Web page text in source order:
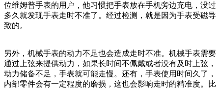
位维姆普手表的用户，他习惯把手表放在手机旁边充电，没过
多久就发现手表走时不准了。经过检测，就是因为手表受磁导
致的。
另外，机械手表的动力不足也会造成走时不准。机械手表需要
通过上弦来提供动力，如果长时间不佩戴或者没有及时上弦，
动力储备不足，手表就可能走慢。还有，手表使用时间久了，
内部零件会有一定程度的磨损，这也会影响走时的精准度。比